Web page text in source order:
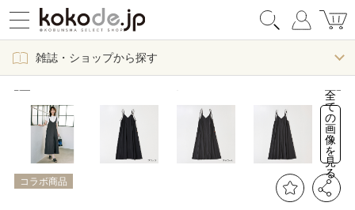
雑誌・ショップから探す
全
て
の
画
像
を
見
る
コラボ商品